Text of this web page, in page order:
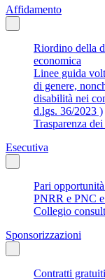
Affidamento
Riordino della
economica
Linee guida
di genere,
disabilità nei
d.lgs. 36/2023 )
Trasparenza
Esecutiva
Pari
PNRR e PNC
Collegio
Sponsorizzazioni
Contratti